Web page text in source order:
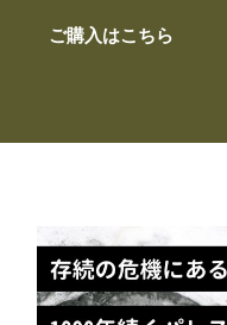
ご購入はこちら